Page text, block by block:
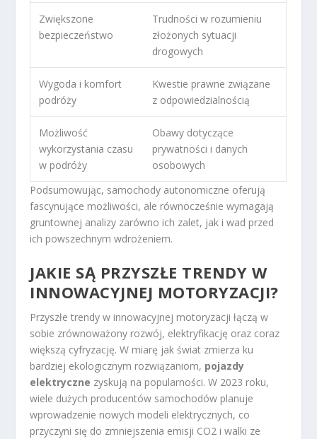
Zwiększone
bezpieczeństwo
Trudności w rozumieniu
złożonych sytuacji
drogowych
Wygoda i komfort
podróży
Kwestie prawne związane
z odpowiedzialnością
Możliwość
wykorzystania czasu
w podróży
Obawy dotyczące
prywatności i danych
osobowych
Podsumowując, samochody autonomiczne oferują
fascynujące możliwości, ale równocześnie wymagają
gruntownej analizy zarówno ich zalet, jak i wad przed
ich powszechnym wdrożeniem.
JAKIE SĄ PRZYSZŁE TRENDY W
INNOWACYJNEJ MOTORYZACJI?
Przyszłe trendy w innowacyjnej motoryzacji łączą w
sobie zrównoważony rozwój, elektryfikację oraz coraz
większą cyfryzację. W miarę jak świat zmierza ku
bardziej ekologicznym rozwiązaniom, pojazdy
elektryczne zyskują na popularności. W 2023 roku,
wiele dużych producentów samochodów planuje
wprowadzenie nowych modeli elektrycznych, co
przyczyni się do zmniejszenia emisji CO2 i walki ze